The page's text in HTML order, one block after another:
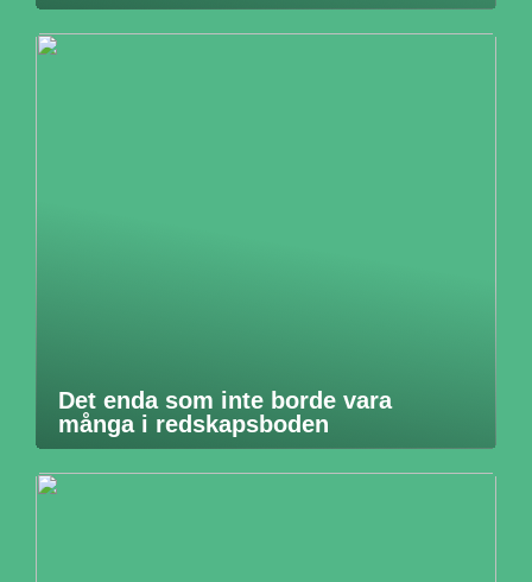
Det enda som inte borde vara
många i redskapsboden